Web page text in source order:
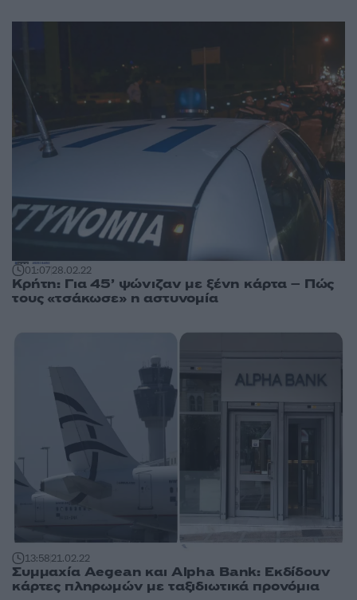
01:0728.02.22
Κρήτη: Για 45’ ψώνιζαν με ξένη κάρτα – Πώς
τους «τσάκωσε» η αστυνομία
13:5821.02.22
Συμμαχία Aegean και Alpha Bank: Εκδίδουν
κάρτες πληρωμών με ταξιδιωτικά προνόμια